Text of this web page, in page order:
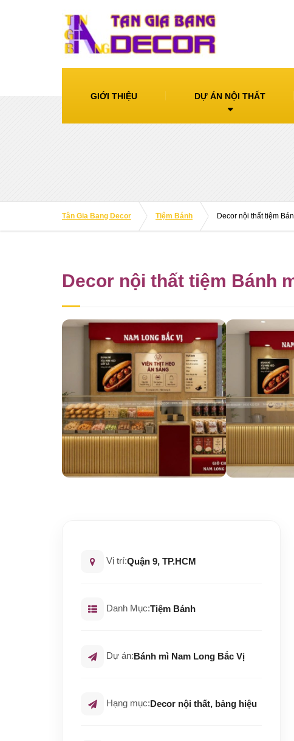
GIỚI THIỆU DỰ ÁN NỘI THẤT
Tân Gia Bang Decor Tiệm Bánh Decor nội thất tiệm
Decor nội thất tiệm Bánh
Vị trí:Quận 9, TP.HCM
Danh Mục:Tiệm Bánh
Dự án:Bánh mì Nam Long Bắc Vị
Hạng mục:Decor nội thất, bảng hiệu